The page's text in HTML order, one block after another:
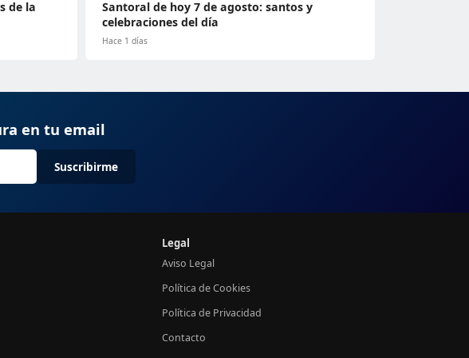
de la
Santoral de hoy 7 de agosto: santos y
celebraciones del día
Hace 1 días
en tu email
Suscribirme
Legal
Aviso Legal
Política de Cookies
Política de Privacidad
Contacto